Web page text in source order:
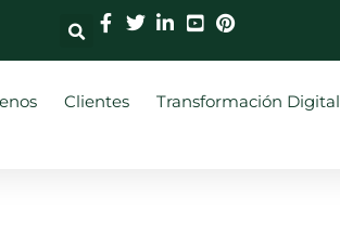
Clientes Transformación Digital